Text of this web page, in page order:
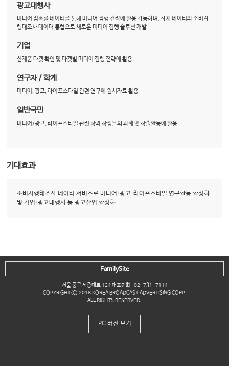
광고대행사
미디어 접촉률 데이터를 통해 미디어 집행 전략에 활용 가능하며, 자체 데이터와 소비자
행태조사 데이터 통합으로 새로운 미디어 집행 솔루션 개발
기업
신제품 타겟 확인 및 타겟별 미디어 집행 전략에 활용
연구자 / 학계
미디어, 광고, 라이프스타일 관련 연구에 원시자료 활용
일반국민
미디어/광고, 라이프스타일 관련 학과 학생들의 과제 및 학술활동에 활용
기대효과
소비자행태조사 데이터 서비스로 미디어·광고·라이프스타일 연구활동 활성화
및 기업·광고대행사 등 광고산업 활성화
서울 중구 세종대로 124 대표전화 : 02-731-7114
COPYRIGHT(C) 2018 KOREA BROADCAST ADVERTISING CORP.
ALL RIGHTS RESERVED.
FamilySite
PC 버전 보기